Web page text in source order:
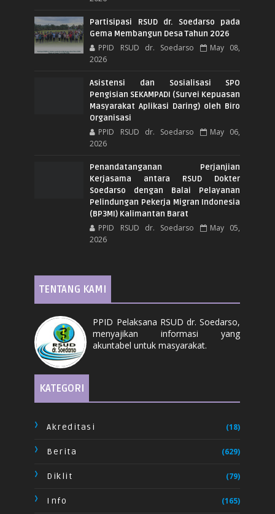
Partisipasi RSUD dr. Soedarso pada
Gema Membangun Desa Tahun 2026
PPID RSUD dr. Soedarso
May 08,
2026
Asistensi dan Sosialisasi SPO
Pengisian SEKAMPADI (Survei Kepuasan
Masyarakat Aplikasi Daring) oleh Biro
Organisasi
PPID RSUD dr. Soedarso
May 06,
2026
Penandatanganan Perjanjian
Kerjasama antara RSUD Dokter
Soedarso dengan Balai Pelayanan
Pelindungan Pekerja Migran Indonesia
(BP3MI) Kalimantan Barat
PPID RSUD dr. Soedarso
May 05,
2026
TENTANG KAMI
PPID Pelaksana RSUD dr. Soedarso,
menyajikan informasi yang
akuntabel untuk masyarakat.
KATEGORI
Akreditasi (18)
Berita (629)
Diklit (79)
Info (165)